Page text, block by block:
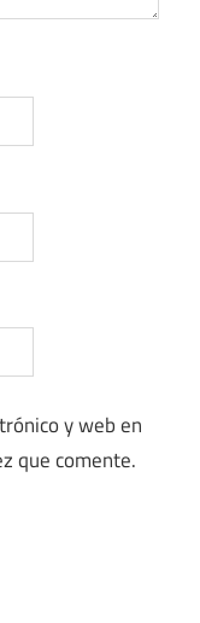
y web en
que comente.